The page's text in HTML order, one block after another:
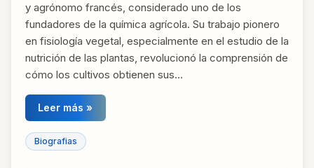
y agrónomo francés, considerado uno de los
fundadores de la química agrícola. Su trabajo pionero
en fisiología vegetal, especialmente en el estudio de la
nutrición de las plantas, revolucionó la comprensión de
cómo los cultivos obtienen sus…
Leer más »
Biografias